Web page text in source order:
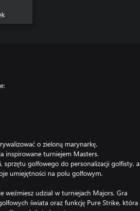
o zieloną marynarkę.
inspirowane turniejem Masters.
sprzętu golfowego do personalizacji golfisty, a
umiejętności na polu golfowym.
weźmiesz udział w turniejach Majors. Gra
świata oraz funkcję Pure Strike, która